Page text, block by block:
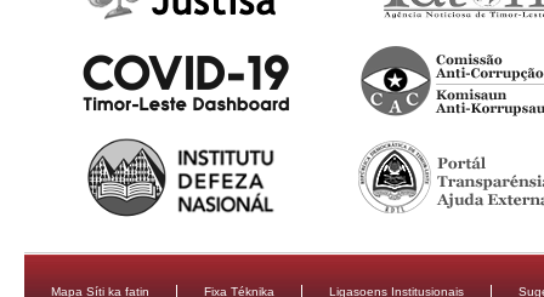
Mapa Síti ka fatin Fixa Téknika Ligasoens Institusionais